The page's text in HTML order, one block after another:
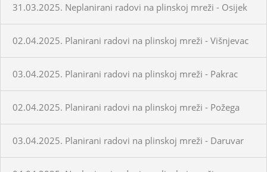
31.03.2025. Neplanirani radovi na plinskoj mreži - Osijek
02.04.2025. Planirani radovi na plinskoj mreži - Višnjevac
03.04.2025. Planirani radovi na plinskoj mreži - Pakrac
02.04.2025. Planirani radovi na plinskoj mreži - Požega
03.04.2025. Planirani radovi na plinskoj mreži - Daruvar